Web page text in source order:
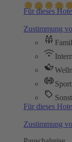
Für dieses
Zustimmung
Sport
Für dieses
Zustimmung